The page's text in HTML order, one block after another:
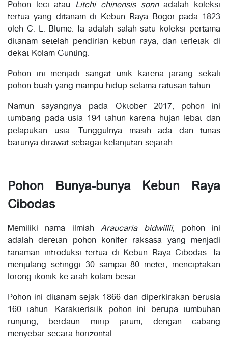
Pohon leci atau Litchi chinensis sonnadalah koleksi
tertua yang ditanam di Kebun Raya Bogor pada 1823
oleh C. L. Blume. Ia adalah salah satu koleksi pertama
ditanam setelah pendirian kebun raya, dan terletak di
dekat Kolam Gunting.
Pohon ini menjadi sangat unik karena jarang sekali
pohon buah yang mampu hidup selama ratusan tahun.
Namun sayangnya pada Oktober 2017, pohon ini
tumbang pada usia 194 tahun karena hujan lebat dan
pelapukan usia. Tunggulnya masih ada dan tunas
barunya dirawat sebagai kelanjutan sejarah.
Pohon Bunya-bunya Kebun Raya
Cibodas
Memiliki nama ilmiah Araucaria bidwillii, pohon ini
adalah deretan pohon konifer raksasa yang menjadi
tanaman introduksi tertua di Kebun Raya Cibodas. Ia
menjulang setinggi 30 sampai 80 meter, menciptakan
lorong ikonik ke arah kolam besar.
Pohon ini ditanam sejak 1866 dan diperkirakan berusia
160 tahun. Karakteristik pohon ini berupa tumbuhan
runjung, berdaun mirip jarum, dengan cabang
menyebar secara horizontal.